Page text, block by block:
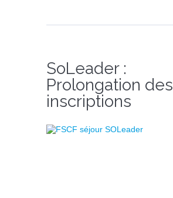
SoLeader :
Prolongation des
inscriptions